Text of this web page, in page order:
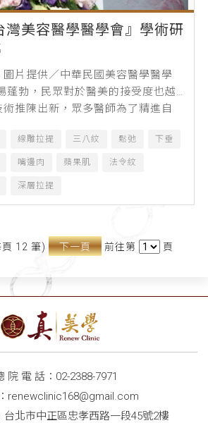
灣美容醫學醫學會』學術研
圖片提供／中華民國美容醫學醫學
蓬勃，民眾對於醫美的接受度也越
推陳出新，眾多醫師為了精進自
線雕拉提 三八紋 鬆弛 下垂
嘴邊肉 蘋果肌 法令紋
深層拉提
12 筆) 下一頁 前往第 頁
院 電 話： 02-2388-7971
renewclinic168@gmail.com
台北市中正區忠孝西路一段45號2樓